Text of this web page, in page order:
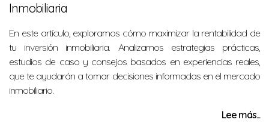
Inmobiliaria
En este artículo, exploramos cómo maximizar la rentabilidad de
tu inversión inmobiliaria. Analizamos estrategias prácticas,
estudios de caso y consejos basados en experiencias reales,
que te ayudarán a tomar decisiones informadas en el mercado
inmobiliario.
Lee más...